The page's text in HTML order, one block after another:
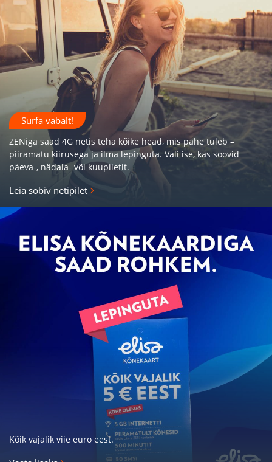
Surfa vabalt!
ZENiga saad 4G netis teha kõike head, mis pähe tuleb –
piiramatu kiirusega ja ilma lepinguta. Vali ise, kas soovid
päeva-, nädala- või kuupiletit.
Leia sobiv netipilet
Kõik vajalik viie euro eest.